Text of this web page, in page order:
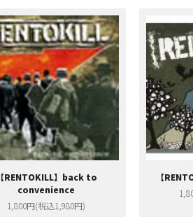
【RENTOKILL】back to
convenience
1,800円(税込1,980円)
【